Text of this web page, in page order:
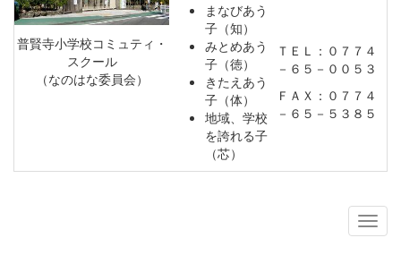
普賢寺小学校コミュティ・
スクール
（なのはな委員会）
まなびあう
子（知）
みとめあう
子（徳）
きたえあう
子（体）
地域、学校
を誇れる子
（芯）
ＴＥＬ：０７７４
－６５－００５３
ＦＡＸ：０７７４
－６５－５３８５